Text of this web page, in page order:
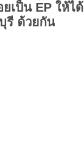
เป็น EP ให้ได้
รี ด้วยกัน